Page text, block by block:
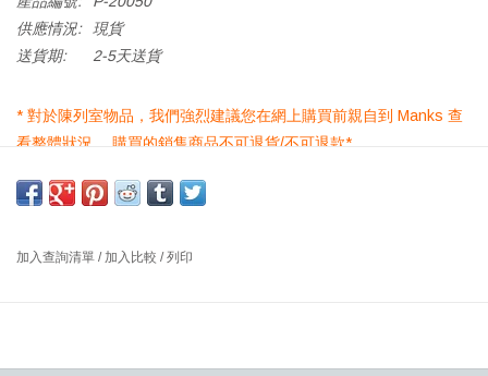
供應情況:
現貨
送貨期:
2-5天送貨
* 對於陳列室物品，我們強烈建議您在網上購買前親自到 Manks 查
看整體狀況。 購買的銷售商品不可退貨/不可退款*
BLACK FIBER 90 - LED 筒燈，黑色漆面鋼，透明光纖
設計師：JAKOB STAER，丹麥
加入查詢清單 / 加入比較 /列印